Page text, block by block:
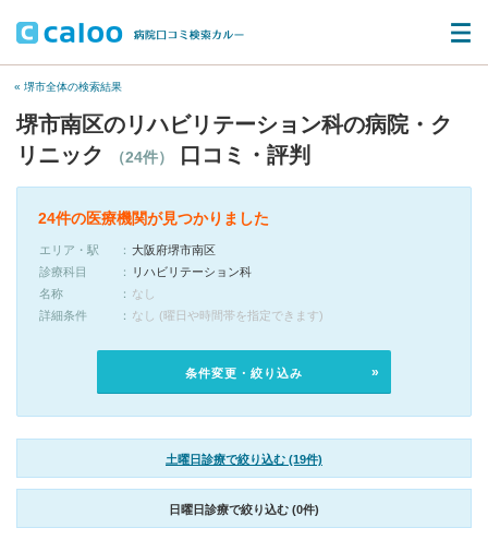
« 堺市全体の検索結果
堺市南区のリハビリテーション科の病院・ク
リニック
（24件） 口コミ・評判
24件の医療機関が見つかりました
エリア・駅
大阪府堺市南区
診療科目
リハビリテーション科
名称
なし
詳細条件
なし (曜日や時間帯を指定できます)
条件変更・絞り込み
土曜日診療で絞り込む (19件)
日曜日診療で絞り込む (0件)